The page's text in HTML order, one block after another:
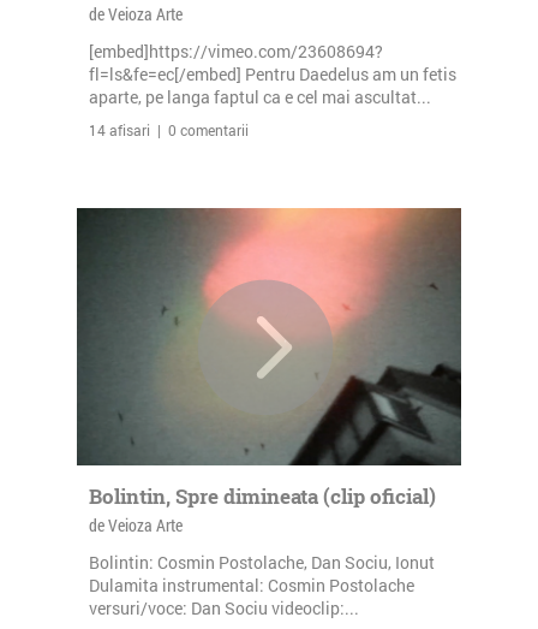
de Veioza Arte
[embed]https://vimeo.com/23608694?
fl=ls&fe=ec[/embed] Pentru Daedelus am un fetis
aparte, pe langa faptul ca e cel mai ascultat...
14 afisari | 0 comentarii
Bolintin, Spre dimineata (clip oficial)
de Veioza Arte
Bolintin: Cosmin Postolache, Dan Sociu, Ionut
Dulamita instrumental: Cosmin Postolache
versuri/voce: Dan Sociu videoclip:...